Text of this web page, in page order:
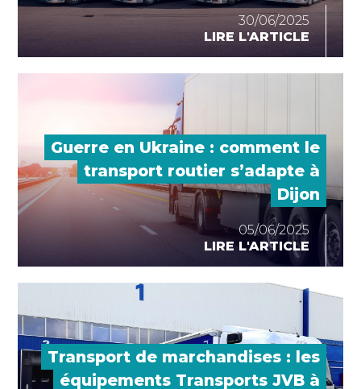
30/06/2025
LIRE L'ARTICLE
Guerre en Ukraine : comment le
transport routier s’adapte à
Dijon
05/06/2025
LIRE L'ARTICLE
Transport de marchandises : les
équipements Transports JVB à